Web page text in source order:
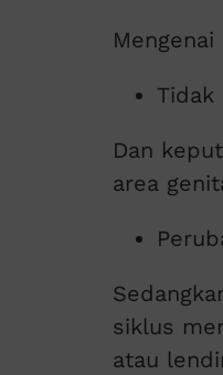
Tidak
Dan
area
siklus
atau